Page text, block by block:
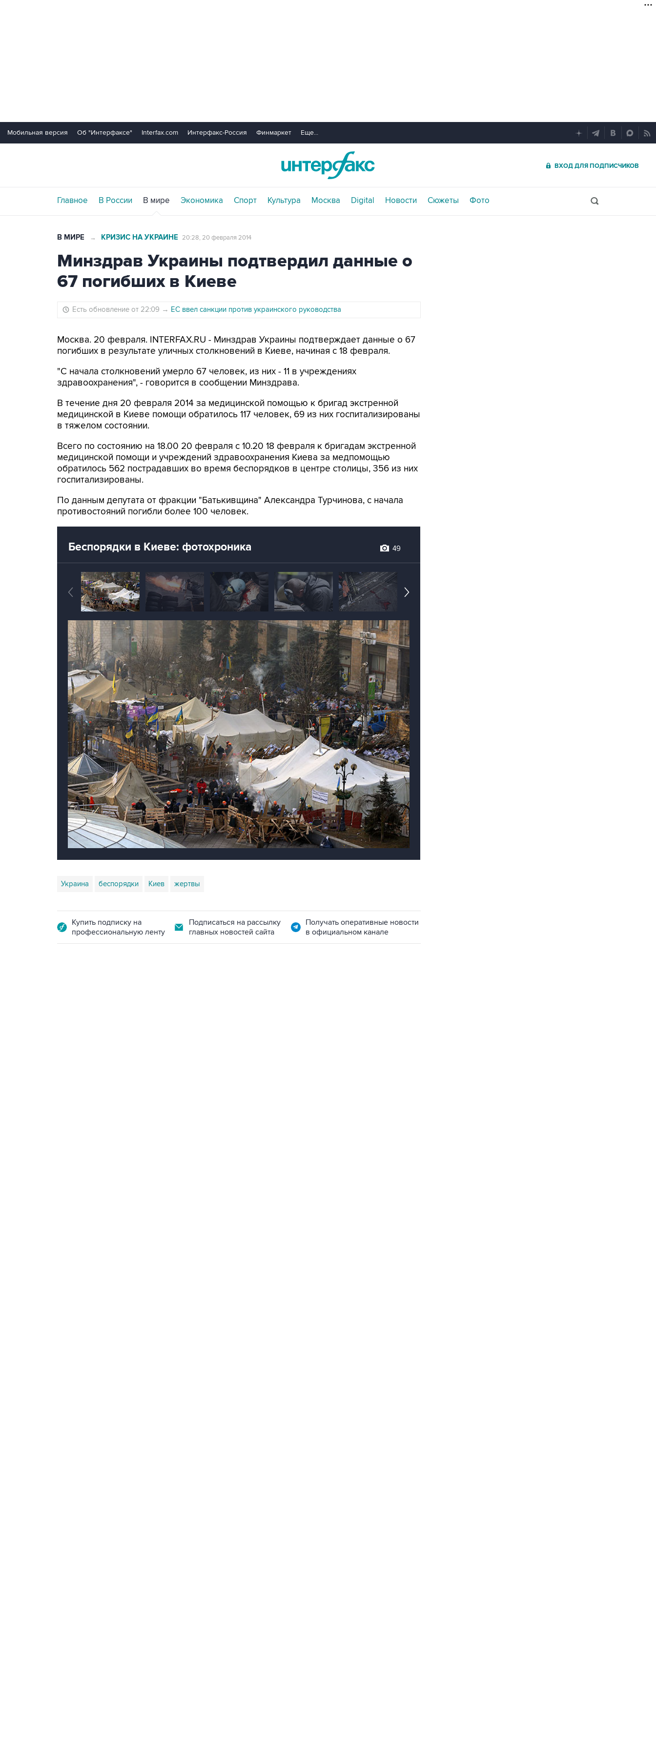
Мобильная версия Об "Интерфаксе" Interfax.com Интерфакс-Россия Финмаркет Еще...
ВХОД ДЛЯ ПОДПИСЧИКОВ
Главное В России В мире Экономика Спорт Культура Москва Digital Новости Сюжеты Фото
В МИРЕ → КРИЗИС НА УКРАИНЕ 20:28, 20 февраля 2014
Минздрав Украины подтвердил данные о
67 погибших в Киеве
Есть обновление от 22:09 → ЕС ввел санкции против украинского руководства
Москва. 20 февраля. INTERFAX.RU - Минздрав Украины подтверждает данные о 67
погибших в результате уличных столкновений в Киеве, начиная с 18 февраля.
"С начала столкновений умерло 67 человек, из них - 11 в учреждениях
здравоохранения", - говорится в сообщении Минздрава.
В течение дня 20 февраля 2014 за медицинской помощью к бригад экстренной
медицинской в Киеве помощи обратилось 117 человек, 69 из них госпитализированы
в тяжелом состоянии.
Всего по состоянию на 18.00 20 февраля с 10.20 18 февраля к бригадам экстренной
медицинской помощи и учреждений здравоохранения Киева за медпомощью
обратилось 562 пострадавших во время беспорядков в центре столицы, 356 из них
госпитализированы.
По данным депутата от фракции "Батькивщина" Александра Турчинова, с начала
противостояний погибли более 100 человек.
Беспорядки в Киеве: фотохроника 49
Украина беспорядки Киев жертвы
Купить подписку на
профессиональную ленту
Подписаться на рассылку
главных новостей сайта
Получать оперативные новости
в официальном канале